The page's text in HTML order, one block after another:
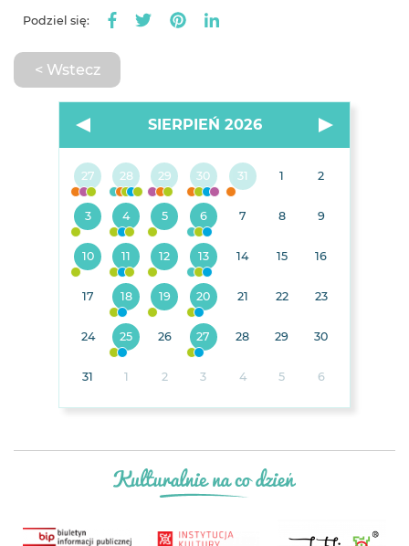
Podziel się:
< Wstecz
SIERPIEŃ 2026
27 28 29 30 31 1 2
3 4 5 6 7 8 9
10 11 12 13 14 15 16
17 18 19 20 21 22 23
24 25 26 27 28 29 30
31 1 2 3 4 5 6